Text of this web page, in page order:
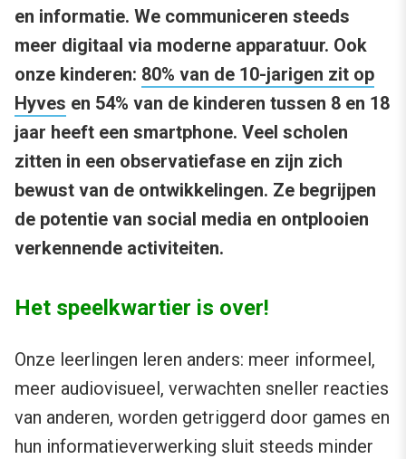
en informatie. We communiceren steeds
meer digitaal via moderne apparatuur. Ook
onze kinderen: 80% van de 10-jarigen zit op
Hyves en 54% van de kinderen tussen 8 en 18
jaar heeft een smartphone. Veel scholen
zitten in een observatiefase en zijn zich
bewust van de ontwikkelingen. Ze begrijpen
de potentie van social media en ontplooien
verkennende activiteiten.
Het speelkwartier is over!
Onze leerlingen leren anders: meer informeel,
meer audiovisueel, verwachten sneller reacties
van anderen, worden getriggerd door games en
hun informatieverwerking sluit steeds minder